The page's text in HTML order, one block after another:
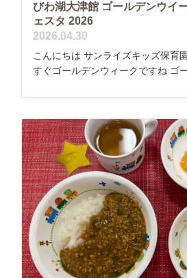
びわ湖大津館 ゴールデンウイ
ェスタ 2026
2026.04.30
こんにちは サンライズキッズ保育
すぐゴールデンウィークですね ゴ